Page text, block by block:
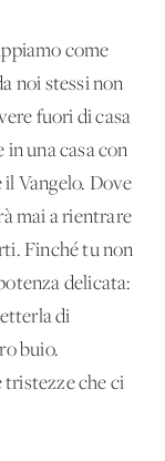
come
noi stessi non
fuori di casa
una casa con
Vangelo. Dove
mai a rientrare
Finché tu non
delicata:
di
buio.
tristezze che ci